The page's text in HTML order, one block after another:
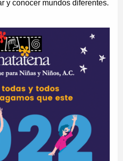
y conocer mundos diferentes.